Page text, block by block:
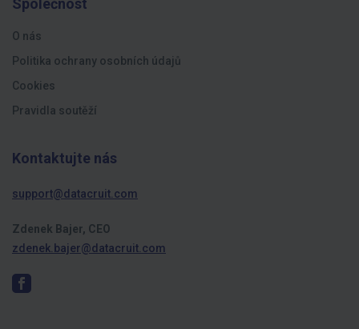
Společnost
O nás
Politika ochrany osobních údajů
Cookies
Pravidla soutěží
Kontaktujte nás
support@datacruit.com
Zdenek Bajer, CEO
zdenek.bajer@datacruit.com